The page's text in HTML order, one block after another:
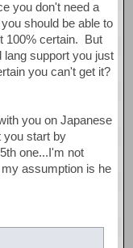
you don't need a
should be able to
100% certain. But
lang support you just
you can't get it?
you on Japanese
start by
one...I'm not
assumption is he